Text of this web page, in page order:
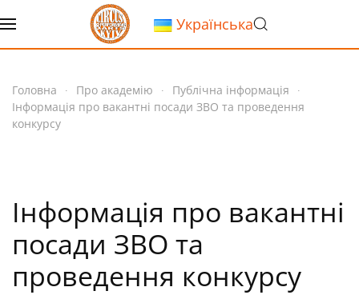
Перейти до основного вмісту
Українська
Головна Про академію
Публічна інформація
Інформація про вакантні посади ЗВО та проведення
конкурсу
Інформація про вакантні
посади ЗВО та
проведення конкурсу